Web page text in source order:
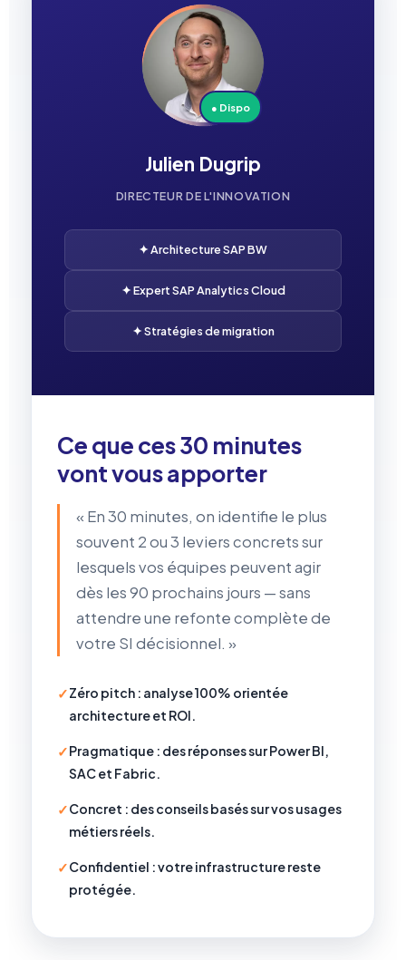
● Dispo
Julien Dugrip
DIRECTEUR DE L'INNOVATION
✦ Architecture SAP BW
✦ Expert SAP Analytics Cloud
✦ Stratégies de migration
Ce que ces 30 minutes
vont vous apporter
« En 30 minutes, on identifie le plus
souvent 2 ou 3 leviers concrets sur
lesquels vos équipes peuvent agir
dès les 90 prochains jours — sans
attendre une refonte complète de
votre SI décisionnel. »
✓Zéro pitch : analyse 100% orientée
architecture et ROI.
✓Pragmatique : des réponses sur Power BI,
SAC et Fabric.
✓Concret : des conseils basés sur vos usages
métiers réels.
✓Confidentiel : votre infrastructure reste
protégée.